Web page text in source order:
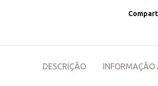
DESCRIÇÃO INFORMAÇÃO